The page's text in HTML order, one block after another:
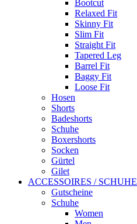
Bootcut
Relaxed Fit
Skinny Fit
Slim Fit
Straight Fit
Tapered Leg
Barrel Fit
Baggy Fit
Loose Fit
Hosen
Shorts
Badeshorts
Schuhe
Boxershorts
Socken
Gürtel
Gilet
ACCESSOIRES / SCHUHE
Gutscheine
Schuhe
Women